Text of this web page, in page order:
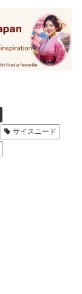
サイスニード